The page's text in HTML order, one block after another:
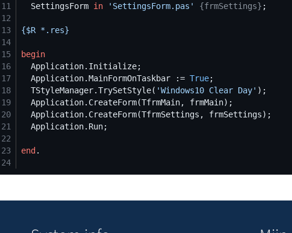
11
  SettingsForm
in ' SettingsForm.pas ' {frmSettings}
12
13
{$R *.res}
14
15
begin
16
17
  Application.MainFormOnTaskbar :=
True
18
  TStyleManager.TrySetStyle(
'Windows10 Clear Day'
19
20
21
22
23
end
24